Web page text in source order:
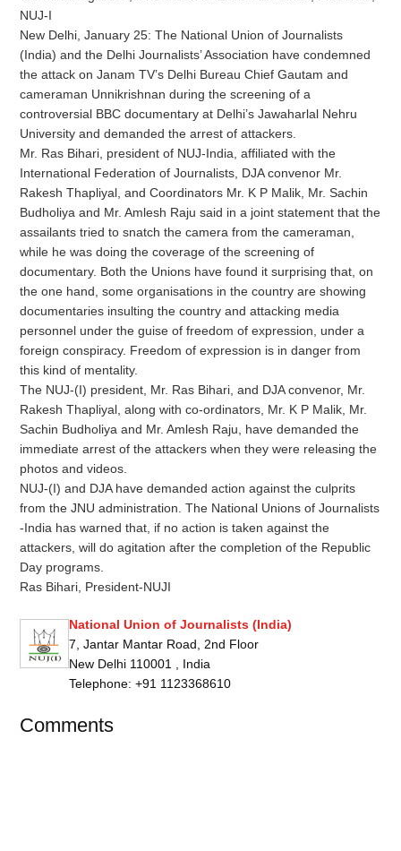
NUJ-I
New Delhi, January 25: The National Union of Journalists
(India) and the Delhi Journalists’ Association have condemned
the attack on Janam TV’s Delhi Bureau Chief Gautam and
cameraman Unnikrishnan during the screening of a
controversial BBC documentary at Delhi’s Jawaharlal Nehru
University and demanded the arrest of attackers.
Mr. Ras Bihari, president of NUJ-India, affiliated with the
International Federation of Journalists, DJA convenor Mr.
Rakesh Thapliyal, and Coordinators Mr. K P Malik, Mr. Sachin
Budholiya and Mr. Amlesh Raju said in a joint statement that the
assailants tried to snatch the camera from the cameraman,
while he was doing the coverage of the screening of
documentary. Both the Unions have found it surprising that, on
the one hand, some organisations in the country are showing
documentaries insulting the country and attacking media
personnel under the guise of freedom of expression, under a
foreign conspiracy. Freedom of expression is in danger from
this kind of mentality.
The NUJ-(I) president, Mr. Ras Bihari, and DJA convenor, Mr.
Rakesh Thapliyal, along with co-ordinators, Mr. K P Malik, Mr.
Sachin Budholiya and Mr. Amlesh Raju, have demanded the
immediate arrest of the attackers when they were releasing the
photos and videos.
NUJ-(I) and DJA have demanded action against the culprits
from the JNU administration. The National Unions of Journalists
-India has warned that, if no action is taken against the
attackers, will do agitation after the completion of the Republic
Day programs.
Ras Bihari, President-NUJI
National Union of Journalists (India)
7, Jantar Mantar Road, 2nd Floor
New Delhi 110001 , India
Telephone: +91 1123368610
Comments